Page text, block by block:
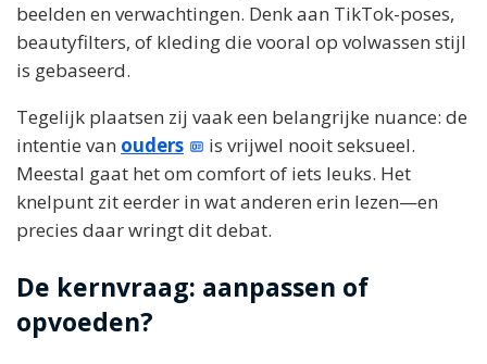
beelden en verwachtingen. Denk aan TikTok-poses,
beautyfilters, of kleding die vooral op volwassen stijl
is gebaseerd.
Tegelijk plaatsen zij vaak een belangrijke nuance: de
intentie van ouders
is vrijwel nooit seksueel.
Meestal gaat het om comfort of iets leuks. Het
knelpunt zit eerder in wat anderen erin lezen—en
precies daar wringt dit debat.
De kernvraag: aanpassen of
opvoeden?